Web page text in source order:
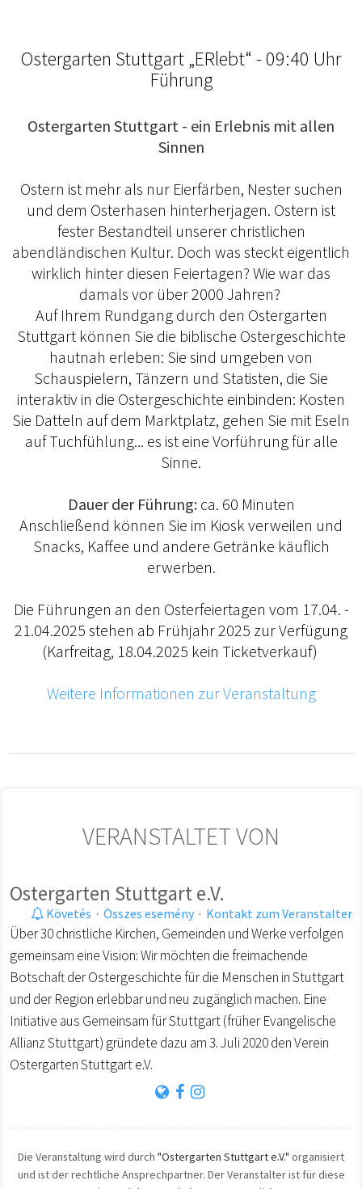
Ostergarten Stuttgart „ERlebt“ - 09:40 Uhr
Führung
Ostergarten Stuttgart - ein Erlebnis mit allen
Sinnen
Ostern ist mehr als nur Eierfärben, Nester suchen
und dem Osterhasen hinterherjagen. Ostern ist
fester Bestandteil unserer christlichen
abendländischen Kultur. Doch was steckt eigentlich
wirklich hinter diesen Feiertagen? Wie war das
damals vor über 2000 Jahren?
Auf Ihrem Rundgang durch den Ostergarten
Stuttgart können Sie die biblische Ostergeschichte
hautnah erleben: Sie sind umgeben von
Schauspielern, Tänzern und Statisten, die Sie
interaktiv in die Ostergeschichte einbinden: Kosten
Sie Datteln auf dem Marktplatz, gehen Sie mit Eseln
auf Tuchfühlung... es ist eine Vorführung für alle
Sinne.
Dauer der Führung:ca. 60 Minuten
Anschließend können Sie im Kiosk verweilen und
Snacks, Kaffee und andere Getränke käuflich
erwerben.
Die Führungen an den Osterfeiertagen vom 17.04. -
21.04.2025 stehen ab Frühjahr 2025 zur Verfügung
(Karfreitag, 18.04.2025 kein Ticketverkauf)
Weitere Informationen zur Veranstaltung
VERANSTALTET VON
Ostergarten Stuttgart e.V.
Követés · Összes esemény · Kontakt zum Veranstalter
Über 30 christliche Kirchen, Gemeinden und Werke verfolgen
gemeinsam eine Vision: Wir möchten die freimachende
Botschaft der Ostergeschichte für die Menschen in Stuttgart
und der Region erlebbar und neu zugänglich machen. Eine
Initiative aus Gemeinsam für Stuttgart (früher Evangelische
Allianz Stuttgart) gründete dazu am 3. Juli 2020 den Verein
Ostergarten Stuttgart e.V.
Die Veranstaltung wird durch "Ostergarten Stuttgart e.V." organisiert
und ist der rechtliche Ansprechpartner. Der Veranstalter ist für diese